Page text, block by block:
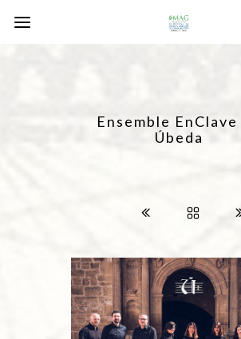
Ensemble EnClave
Úbeda